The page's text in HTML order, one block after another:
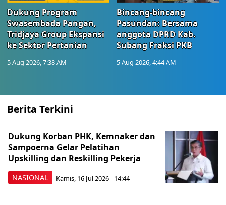
Dukung Program
Swasembada Pangan,
Tridjaya Group Ekspansi
ke Sektor Pertanian
5 Aug 2026, 7:38 AM
Bincang-bincang
Pasundan: Bersama
anggota DPRD Kab.
Subang Fraksi PKB
5 Aug 2026, 4:44 AM
Berita Terkini
NASIONAL
Dukung Korban PHK, Kemnaker dan
Sampoerna Gelar Pelatihan
Upskilling dan Reskilling Pekerja
Kamis, 16 Jul 2026 - 14:44